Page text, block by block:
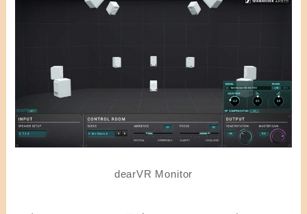
dearVR Monitor